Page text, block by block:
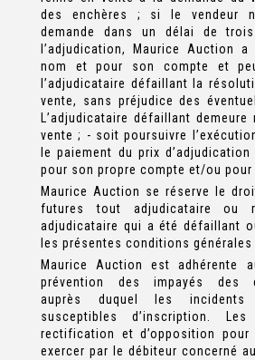
des enchères ; si le vendeur
demande dans un délai de
l’adjudication, Maurice Auction
nom et pour son compte et
l’adjudicataire défaillant la
vente, sans préjudice des
L’adjudicataire défaillant
vente ; - soit poursuivre
le paiement du prix
pour son propre compte et/ou pour
Maurice Auction se réserve le
futures tout adjudicataire ou
adjudicataire qui a été défaillant
les présentes conditions générales
Maurice Auction est adhérente
prévention des impayés des
auprès duquel les
susceptibles d’inscription.
rectification et d’opposition
exercer par le débiteur concerné